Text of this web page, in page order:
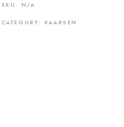
SKU: N/A
CATEGORY: KAARSEN